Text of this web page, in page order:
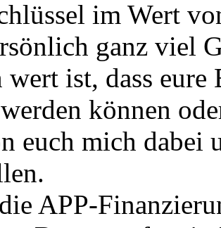
im Wert
ganz viel
wert ist, dass
können
euch mich dabei
APP-